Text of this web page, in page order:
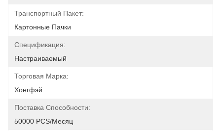
Транспортный Пакет:
Картонные Пачки
Спецификация:
Настраиваемый
Торговая Марка:
Хонгфэй
Поставка Способности:
50000 PCS/месяц